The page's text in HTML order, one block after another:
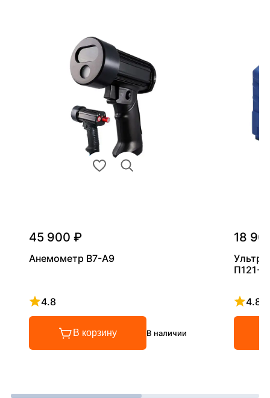
45 900 ₽
Анемометр В7-А9
4.8
Рейтинг 4.8 из 5
В корзину В наличии
18
П121-
4.8